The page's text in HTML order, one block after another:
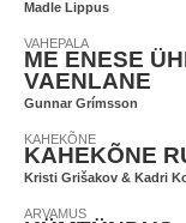
Madle Lippus
VAHEPALA
ME ENESE
VAENLANE
Gunnar Grímsson
KAHEKÕNE
KAHEKÕNE
Kristi Grišakov & Kadri
ARVAMUS